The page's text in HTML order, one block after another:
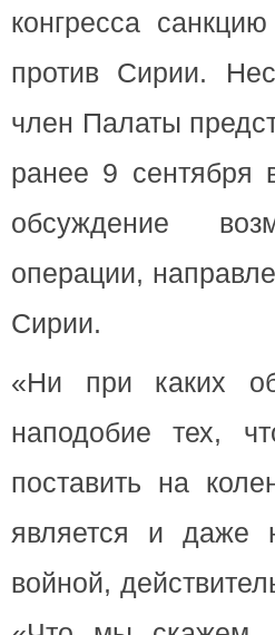
конгресса
против Сирии.
член Палаты
ранее 9 сентября
обсуждение
операции,
Сирии.
«Ни при каких
наподобие тех,
поставить на
является и даже
войной,